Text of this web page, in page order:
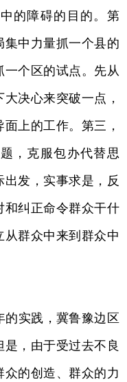
的障碍的目的。第
中力量抓一个县的
个区的试点。先从
决心来突破一点，
上的工作。第三，
，克服包办代替思
发，实事求是，反
和纠正命令群众干什
群众中来到群众中
的实践，冀鲁豫边区
，由于受过去不良
的创造、群众的力